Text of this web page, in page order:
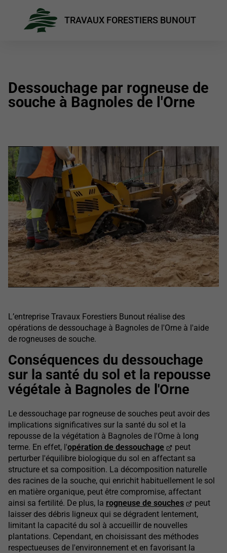
TRAVAUX FORESTIERS BUNOUT
Dessouchage par rogneuse de
souche à Bagnoles de l'Orne
L’entreprise Travaux Forestiers Bunout réalise des
opérations de dessouchage à Bagnoles de l'Orne à l'aide
de rogneuses de souche.
Conséquences du dessouchage
sur la santé du sol et la repousse
végétale à Bagnoles de l'Orne
Le dessouchage par rogneuse de souches peut avoir des
implications significatives sur la santé du sol et la
repousse de la végétation à Bagnoles de l'Orne à long
terme. En effet, l'opération de dessouchage
peut
perturber l'équilibre biologique du sol en affectant sa
structure et sa composition. La décomposition naturelle
des racines de la souche, qui enrichit habituellement le sol
en matière organique, peut être compromise, affectant
ainsi sa fertilité. De plus, la rogneuse de souches
peut
laisser des débris ligneux qui se dégradent lentement,
limitant la capacité du sol à accueillir de nouvelles
plantations. Cependant, en choisissant des méthodes
respectueuses de l'environnement et en favorisant la